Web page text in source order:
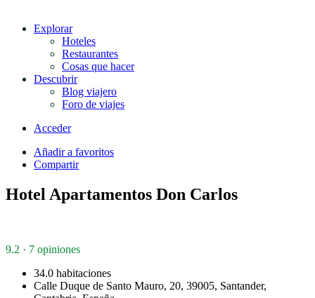
Explorar
Hoteles
Restaurantes
Cosas que hacer
Descubrir
Blog viajero
Foro de viajes
Acceder
Añadir a favoritos
Compartir
Hotel Apartamentos Don Carlos
9.2 · 7 opiniones
34.0 habitaciones
Calle Duque de Santo Mauro, 20, 39005, Santander,